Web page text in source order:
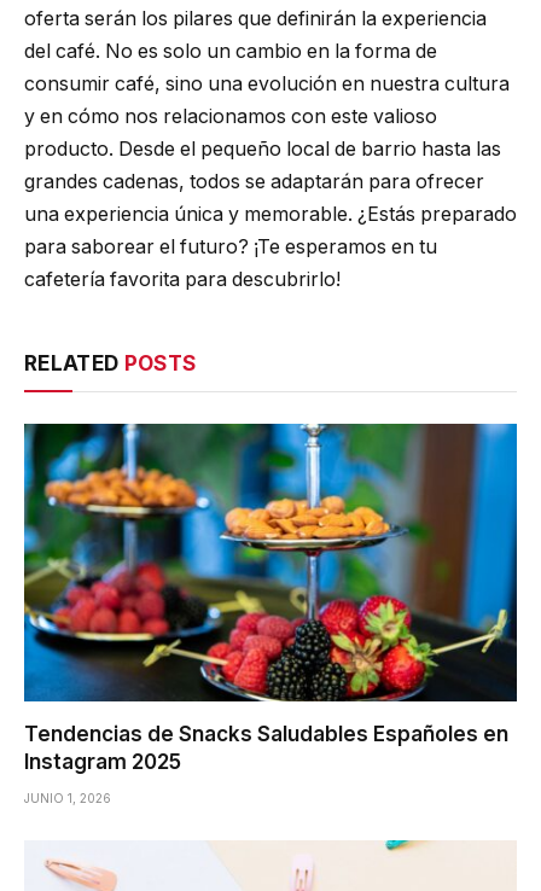
oferta serán los pilares que definirán la experiencia
del café. No es solo un cambio en la forma de
consumir café, sino una evolución en nuestra cultura
y en cómo nos relacionamos con este valioso
producto. Desde el pequeño local de barrio hasta las
grandes cadenas, todos se adaptarán para ofrecer
una experiencia única y memorable. ¿Estás preparado
para saborear el futuro? ¡Te esperamos en tu
cafetería favorita para descubrirlo!
RELATED POSTS
Tendencias de Snacks Saludables Españoles en
Instagram 2025
JUNIO 1, 2026